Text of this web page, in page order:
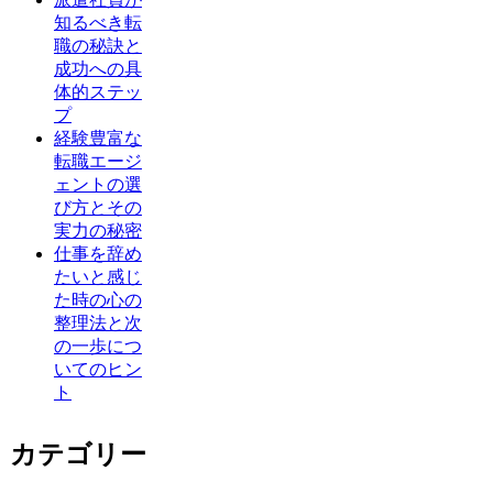
知るべき転
職の秘訣と
成功への具
体的ステッ
プ
経験豊富な
転職エージ
ェントの選
び方とその
実力の秘密
仕事を辞め
たいと感じ
た時の心の
整理法と次
の一歩につ
いてのヒン
ト
カテゴリー